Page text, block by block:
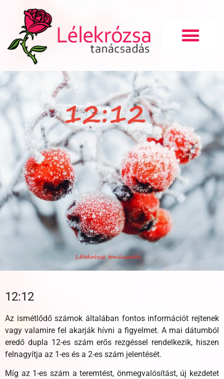
12:12
Az ismétlődő számok általában fontos információt rejtenek
vagy valamire fel akarják hívni a figyelmet. A mai dátumból
eredő dupla 12-es szám erős rezgéssel rendelkezik, hiszen
felnagyítja az 1-es és a 2-es szám jelentését.
Míg az 1-es szám a teremtést, önmegvalósítást, új kezdetet